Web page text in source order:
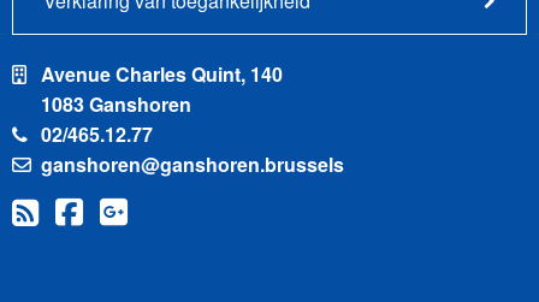
Avenue Charles Quint, 140
1083 Ganshoren
02/465.12.77
ganshoren@ganshoren.brussels